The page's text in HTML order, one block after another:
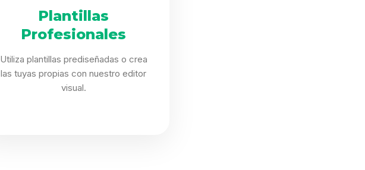
Plantillas
Profesionales
Utiliza plantillas prediseñadas o crea
las tuyas propias con nuestro editor
visual.